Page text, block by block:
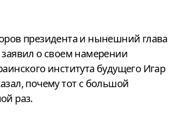
о своем намерении
института будущего Игар
почему тот с большой
раз.